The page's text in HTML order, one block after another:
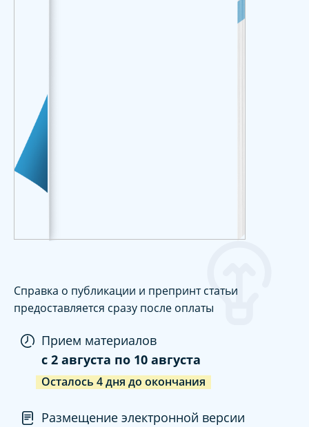
Справка о публикации и препринт статьи
предоставляется сразу после оплаты
Прием материалов
c 2 августа по 10 августа
Осталось 4дня до окончания
Размещение электронной версии